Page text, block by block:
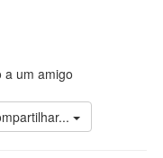
a um amigo